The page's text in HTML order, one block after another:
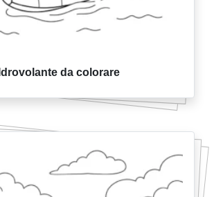
Idrovolante da colorare